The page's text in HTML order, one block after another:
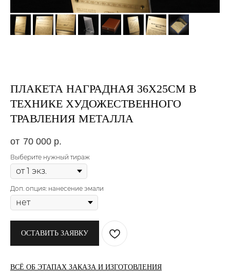
ПЛАКЕТА НАГРАДНАЯ 36X25СМ В
ТЕХНИКЕ ХУДОЖЕСТВЕННОГО
ТРАВЛЕНИЯ МЕТАЛЛА
70 000 р.
Выберите нужный тираж
Доп. опция: нанесение эмали
ОСТАВИТЬ ЗАЯВКУ
ВСЁ ОБ ЭТАПАХ ЗАКАЗА И ИЗГОТОВЛЕНИЯ